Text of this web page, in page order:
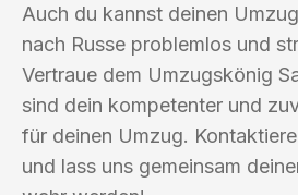
Auch du kannst deinen
nach Russe problemlos und
Vertraue dem Umzugskönig
sind dein kompetenter und
für deinen Umzug.
und lass uns gemeinsam